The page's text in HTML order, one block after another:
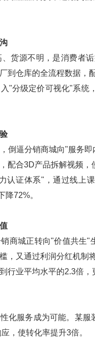
货源不明，是消费者
到仓库的全流程数据，
"分级定价可视化"系
倒逼分销商城向"服务
配合3D产品拆解视频，
认证体系"，通过线上
降72%。
商城正转向"价值共生
，又通过利润分红机制
行业平均水平的2.3倍，
化服务成为可能。某
，使转化率提升3倍。